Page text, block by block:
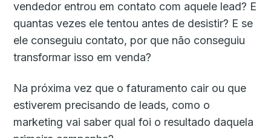
vendedor entrou em contato com aquele lead? E
quantas vezes ele tentou antes de desistir? E se
ele conseguiu contato, por que não conseguiu
transformar isso em venda?
Na próxima vez que o faturamento cair ou que
estiverem precisando de leads, como o
marketing vai saber qual foi o resultado daquela